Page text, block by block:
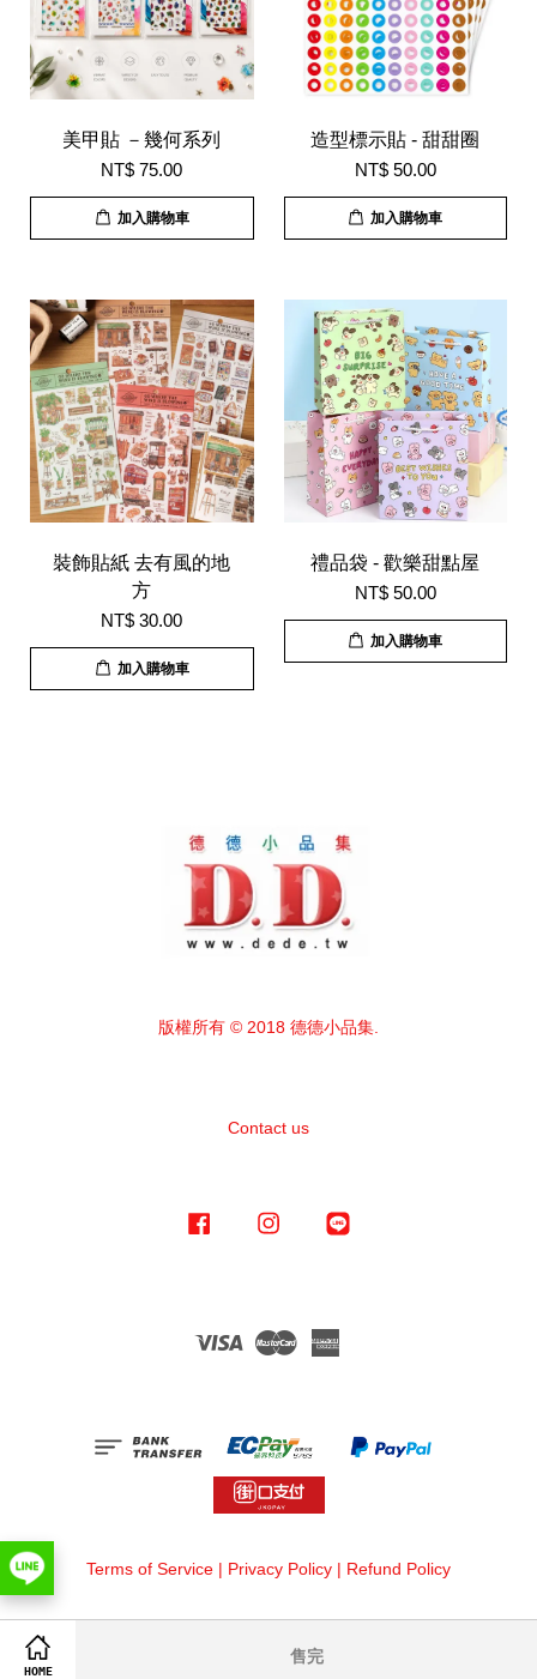
HOME
售完
美甲貼 －幾何系列
NT$ 75.00
加入購物車
造型標示貼 - 甜甜圈
NT$ 50.00
加入購物車
裝飾貼紙 去有風的地
方
NT$ 30.00
加入購物車
禮品袋 - 歡樂甜點屋
NT$ 50.00
加入購物車
版權所有 © 2018 德德小品集.
Contact us
Facebook Instagram
Visa Master
Terms of Service | Privacy Policy | Refund Policy